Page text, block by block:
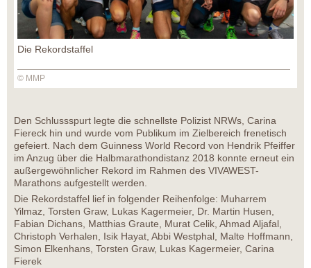
Die Rekordstaffel
© MMP
Den Schlussspurt legte die schnellste Polizist NRWs, Carina
Fiereck hin und wurde vom Publikum im Zielbereich frenetisch
gefeiert. Nach dem Guinness World Record von Hendrik Pfeiffer
im Anzug über die Halbmarathondistanz 2018 konnte erneut ein
außergewöhnlicher Rekord im Rahmen des VIVAWEST-
Marathons aufgestellt werden.
Die Rekordstaffel lief in folgender Reihenfolge: Muharrem
Yilmaz, Torsten Graw, Lukas Kagermeier, Dr. Martin Husen,
Fabian Dichans, Matthias Graute, Murat Celik, Ahmad Aljafal,
Christoph Verhalen, Isik Hayat, Abbi Westphal, Malte Hoffmann,
Simon Elkenhans, Torsten Graw, Lukas Kagermeier, Carina
Fierek